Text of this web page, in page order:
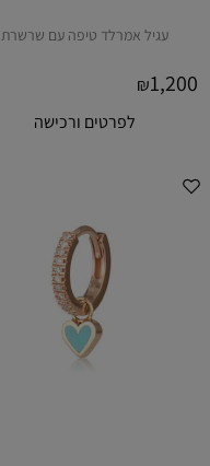
עגיל אמרלד טיפה עם שרשרת
₪1,200
לפרטים ורכישה